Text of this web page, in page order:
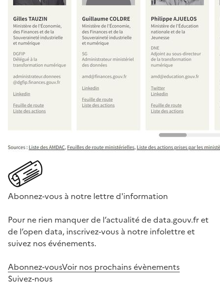
Abonnez-vous à notre lettre d'information
Pour ne rien manquer de l’actualité de data.gouv.fr et
de l’open data, inscrivez-vous à notre infolettre et
suivez nos événements.
Abonnez-vousVoir nos prochains évènements
Suivez-nous